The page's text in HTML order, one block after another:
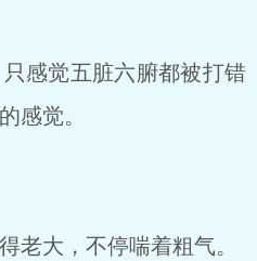
感觉五脏六腑都被打错
感觉。
老大，不停喘着粗气。